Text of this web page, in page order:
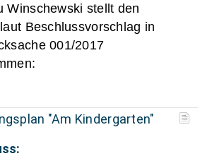
Winschewski stellt den
Beschlussvorschlag in
001/2017
"Am Kindergarten"